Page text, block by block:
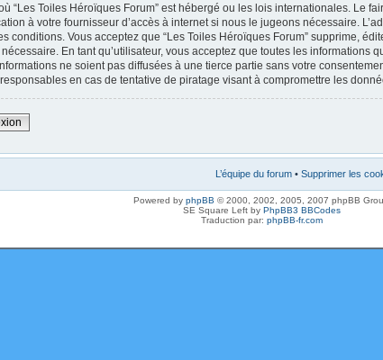
“Les Toiles Héroïques Forum” est hébergé ou les lois internationales. Le
à votre fournisseur d’accès à internet si nous le jugeons nécessaire.
conditions. Vous acceptez que “Les Toiles Héroïques Forum” supprime,
En tant qu’utilisateur, vous acceptez que toutes les informations
ne soient pas diffusées à une tierce partie sans votre
en cas de tentative de piratage visant à compromettre les
L’équipe du forum • Supprimer les
Powered by phpBB © 2000, 2002, 2005, 2007 phpBB
SE Square Left by PhpBB3 BBCodes
Traduction par: phpBB-fr.com